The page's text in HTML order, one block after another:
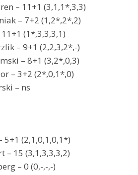
– 11+1 (3,1,1*,3,3)
– 7+2 (1,2*,2*,2)
(1*,3,3,3,1)
– 9+1 (2,2,3,2*,-)
– 8+1 (3,2*,0,3)
– 3+2 (2*,0,1*,0)
– ns
5+1 (2,1,0,1,0,1*)
– 15 (3,1,3,3,3,2)
– 0 (0,-,-,-)